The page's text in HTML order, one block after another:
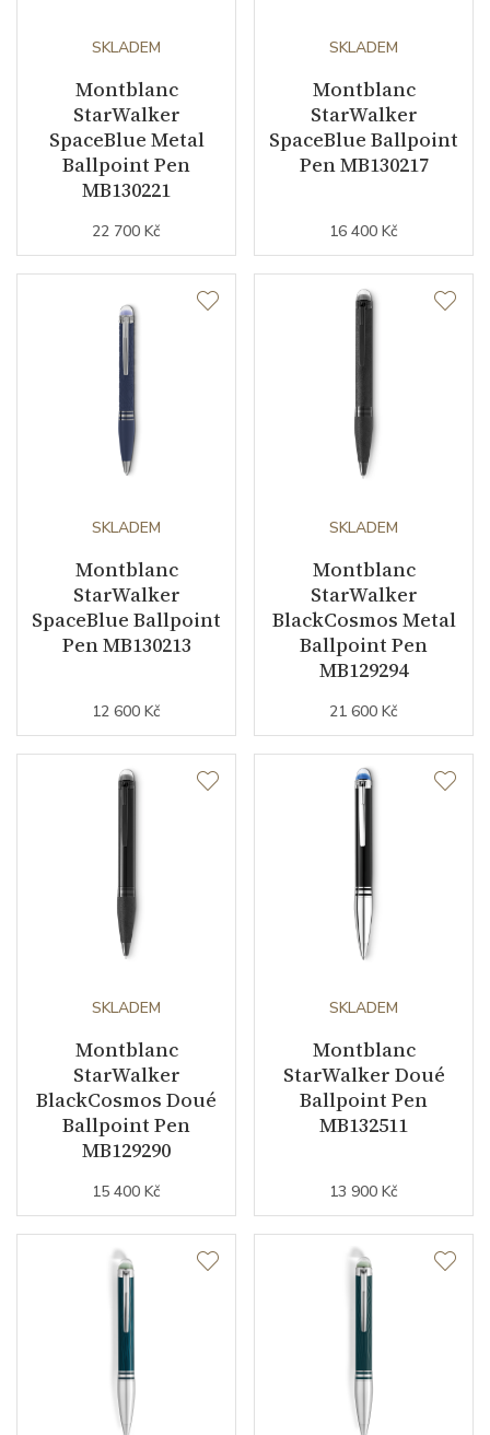
SKLADEM
Montblanc
StarWalker
SpaceBlue Metal
Ballpoint Pen
MB130221
22 700 Kč
SKLADEM
Montblanc
StarWalker
SpaceBlue Ballpoint
Pen MB130217
16 400 Kč
SKLADEM
Montblanc
StarWalker
SpaceBlue Ballpoint
Pen MB130213
12 600 Kč
SKLADEM
Montblanc
StarWalker
BlackCosmos Metal
Ballpoint Pen
MB129294
21 600 Kč
SKLADEM
Montblanc
StarWalker
BlackCosmos Doué
Ballpoint Pen
MB129290
15 400 Kč
SKLADEM
Montblanc
StarWalker Doué
Ballpoint Pen
MB132511
13 900 Kč